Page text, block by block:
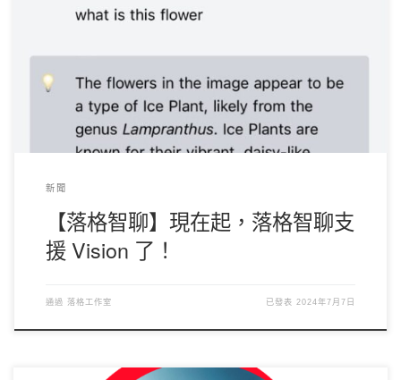
理能力限制，在每次對話發送時，落格智聊用戶端方面最大支持發
用。） 落格智聊 API 同樣地，落格智聊 API 也已經支持圖片視
覺，使用 API 的使用者可使用 [crayon-
6a79b14279a6e347638508-i/ ] [crayon-6a79b14279a77686719523-
crayon-6a79b14279a79581934676-i/] [ crayon-
6a79b14279a7a801362226-i/] [crayon-6a79b14279a7c147326249-
對於 GPT-4o，落格智聊 API 並不支援 [
6a79b14279a7f673085273-i/] 的模式，如果該欄位沒有設置或設置
crayon-6a79b14279a81263785566-i/ ] ，則預設為 [crayon-
6a79b14279a82398278016-i/
新聞
【落格智聊】現在起，落格智聊支
援 Vision 了！
通過 落格工作室 已發表 2024年7月7日